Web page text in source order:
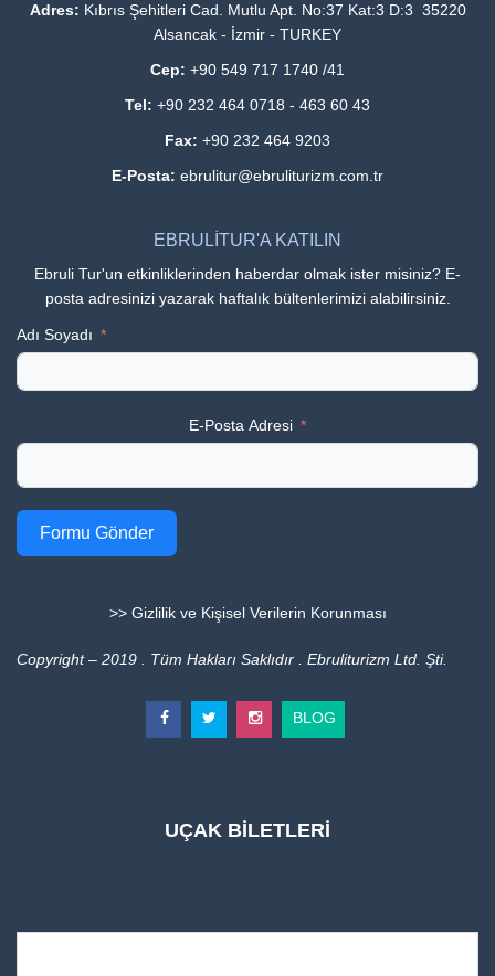
Adres: Kıbrıs Şehitleri Cad. Mutlu Apt. No:37 Kat:3 D:3 35220
Alsancak - İzmir - TURKEY
Cep: +90 549 717 1740 /41
Tel: +90 232 464 0718 - 463 60 43
Fax: +90 232 464 9203
E-Posta: ebrulitur@ebruliturizm.com.tr
EBRULİTUR'A KATILIN
Ebruli Tur'un etkinliklerinden haberdar olmak ister misiniz? E-
posta adresinizi yazarak haftalık bültenlerimizi alabilirsiniz.
Adı Soyadı
E-Posta Adresi
Formu Gönder
>> Gizlilik ve Kişisel Verilerin Korunması
Copyright – 2019 . Tüm Hakları Saklıdır . Ebruliturizm Ltd. Şti.
BLOG
UÇAK BİLETLERİ